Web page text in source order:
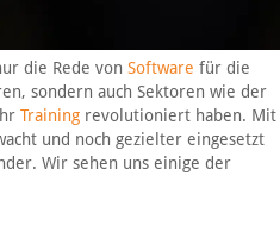
die Rede von Software für die
sondern auch Sektoren wie der
Trainingrevolutioniert haben. Mit
und noch gezielter eingesetzt
Wir sehen uns einige der